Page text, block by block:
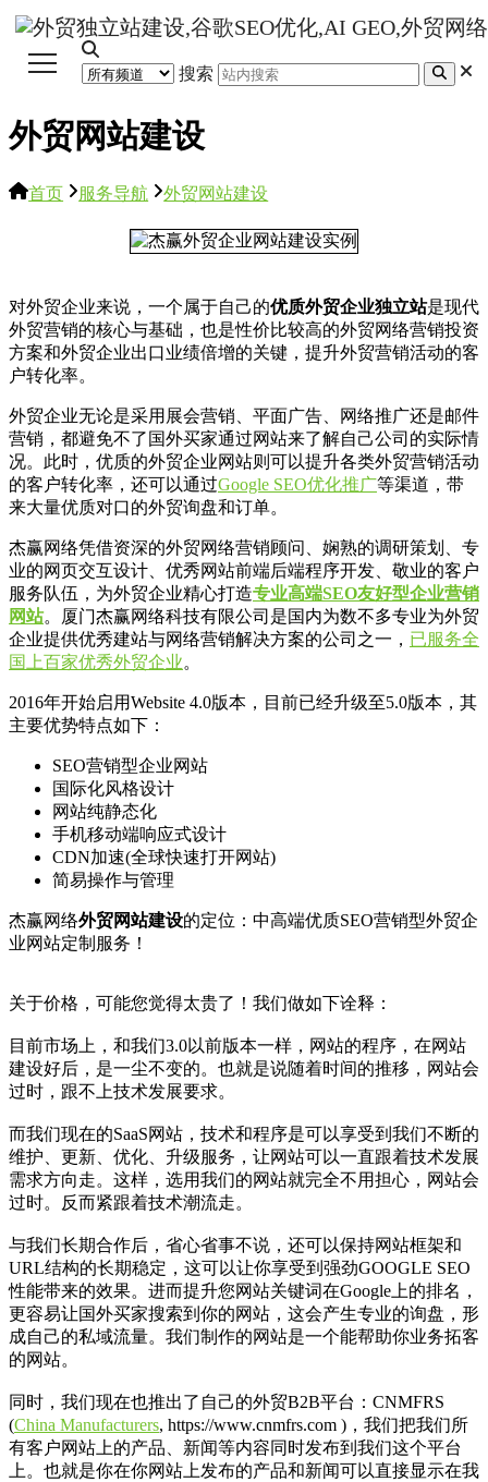
搜索
外贸网站建设
首页 服务导航 外贸网站建设
对外贸企业来说，一个属于自己的优质外贸企业独立站是现代
外贸营销的核心与基础，也是性价比较高的外贸网络营销投资
方案和外贸企业出口业绩倍增的关键，提升外贸营销活动的客
户转化率。
外贸企业无论是采用展会营销、平面广告、网络推广还是邮件
营销，都避免不了国外买家通过网站来了解自己公司的实际情
况。此时，优质的外贸企业网站则可以提升各类外贸营销活动
的客户转化率，还可以通过Google SEO优化推广等渠道，带
来大量优质对口的外贸询盘和订单。
杰赢网络凭借资深的外贸网络营销顾问、娴熟的调研策划、专
业的网页交互设计、优秀网站前端后端程序开发、敬业的客户
服务队伍，为外贸企业精心打造专业高端SEO友好型企业营销
网站。厦门杰赢网络科技有限公司是国内为数不多专业为外贸
企业提供优秀建站与网络营销解决方案的公司之一， 已服务全
国上百家优秀外贸企业。
2016年开始启用Website 4.0版本，目前已经升级至5.0版本，其
主要优势特点如下：
SEO营销型企业网站
国际化风格设计
网站纯静态化
手机移动端响应式设计
CDN加速(全球快速打开网站)
简易操作与管理
杰赢网络外贸网站建设的定位：中高端优质SEO营销型外贸企
业网站定制服务！
关于价格，可能您觉得太贵了！我们做如下诠释：
目前市场上，和我们3.0以前版本一样，网站的程序，在网站
建设好后，是一尘不变的。也就是说随着时间的推移，网站会
过时，跟不上技术发展要求。
而我们现在的SaaS网站，技术和程序是可以享受到我们不断的
维护、更新、优化、升级服务，让网站可以一直跟着技术发展
需求方向走。这样，选用我们的网站就完全不用担心，网站会
过时。反而紧跟着技术潮流走。
与我们长期合作后，省心省事不说，还可以保持网站框架和
URL结构的长期稳定，这可以让你享受到强劲GOOGLE SEO
性能带来的效果。进而提升您网站关键词在Google上的排名，
更容易让国外买家搜索到你的网站，这会产生专业的询盘，形
成自己的私域流量。我们制作的网站是一个能帮助你业务拓客
的网站。
同时，我们现在也推出了自己的外贸B2B平台：CNMFRS
(China Manufacturers, https://www.cnmfrs.com )，我们把我们所
有客户网站上的产品、新闻等内容同时发布到我们这个平台
上。也就是你在你网站上发布的产品和新闻可以直接显示在我